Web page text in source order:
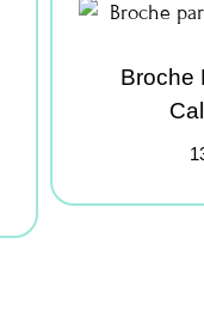
Broche